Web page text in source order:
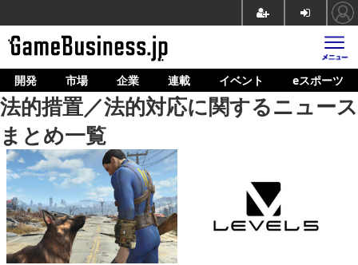
ホーム
ゲーム開発
市場
マネタイズ
企業動向
人材育成
開発 市場 企業 連載 イベント eスポーツ
法的措置／法的対応に関するニュース
まとめ一覧